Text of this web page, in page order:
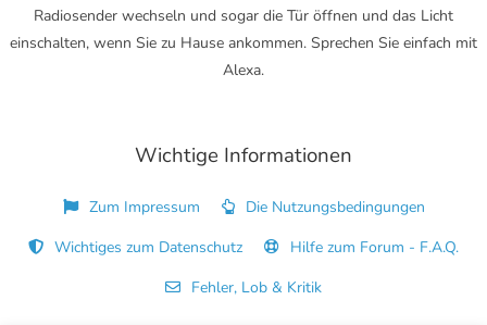
Radiosender wechseln und sogar die Tür öffnen und das Licht
einschalten, wenn Sie zu Hause ankommen. Sprechen Sie einfach mit
Alexa.
Wichtige Informationen
Zum Impressum
Die Nutzungsbedingungen
Wichtiges zum Datenschutz
Hilfe zum Forum - F.A.Q.
Fehler, Lob & Kritik